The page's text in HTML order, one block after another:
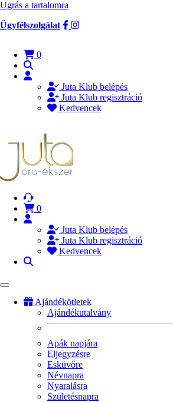
Ugrás a tartalomra
Ügyfélszolgálat
0
Juta Klub belépés
Juta Klub regisztráció
Kedvencek
0
Juta Klub belépés
Juta Klub regisztráció
Kedvencek
Ajándékötletek
Ajándékutalvány
Apák napjára
Eljegyzésre
Esküvőre
Névnapra
Nyaralásra
Születésnapra